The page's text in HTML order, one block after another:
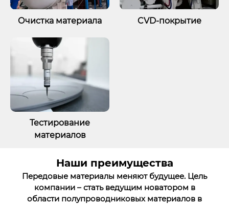
Очистка материала CVD-покрытие
Тестирование
материалов
Наши преимущества
Передовые материалы меняют будущее. Цель
компании – стать ведущим новатором в
области полупроводниковых материалов в